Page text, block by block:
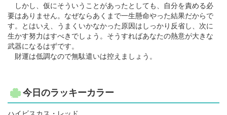
しかし、仮にそういうことがあったとしても、自分を責める必
要はありません。なぜならあくまで一生懸命やった結果だからで
す。とはいえ、うまくいかなかった原因はしっかり反省し、次に
生かす努力はすべきでしょう。そうすればあなたの熱意が大きな
武器になるはずです。
財運は低調なので無駄遣いは控えましょう。
今日のラッキーカラー
ハイビスカス・レッド